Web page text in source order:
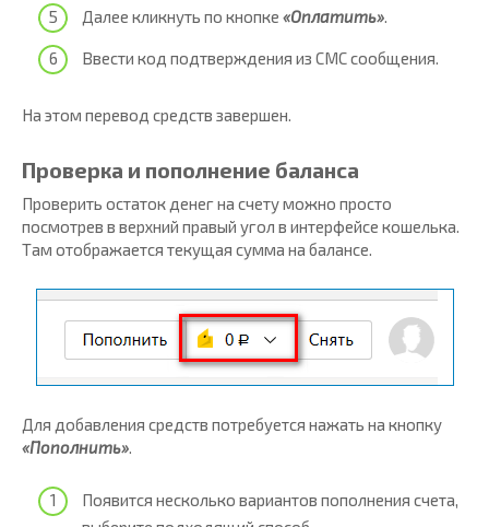
Далее кликнуть по кнопке «Оплатить».
Ввести код подтверждения из СМС сообщения.
На этом перевод средств завершен.
Проверка и пополнение баланса
Проверить остаток денег на счету можно просто
посмотрев в верхний правый угол в интерфейсе кошелька.
Там отображается текущая сумма на балансе.
Для добавления средств потребуется нажать на кнопку
«Пополнить».
Появится несколько вариантов пополнения счета,